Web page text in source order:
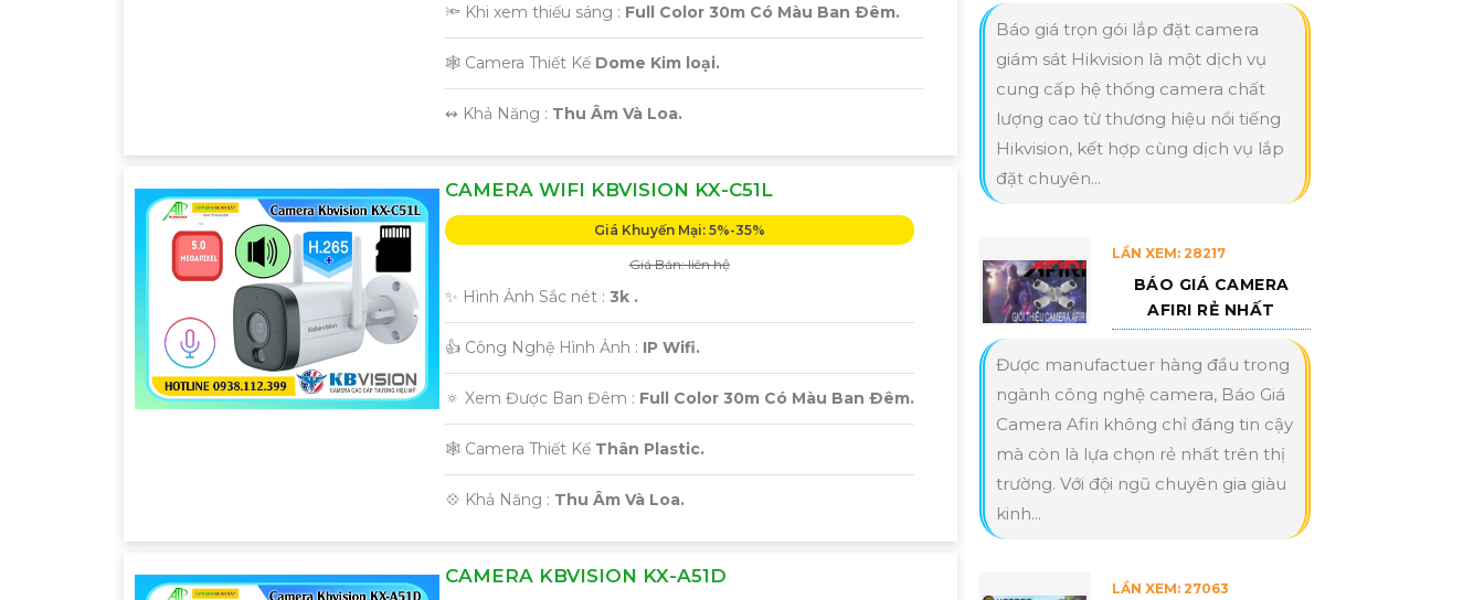
🔦 Khi xem thiếu sáng : Full Color 30m Có Màu Ban Ðêm.
🕸️ Camera Thiết Kế Dome Kim loại.
️↭ Khả Năng : Thu Âm Và Loa.
CAMERA WIFI KBVISION KX-C51L
Giá Khuyến Mại: 5%-35%
Giá Bán: liên hệ
✨ Hình Ảnh Sắc nét : 3k .
👍 Công Nghệ Hình Ảnh : IP Wifi.
🔅 Xem Được Ban Đêm : Full Color 30m Có Màu Ban Ðêm.
🕸️ Camera Thiết Kế Thân Plastic.
️💠 Khả Năng : Thu Âm Và Loa.
CAMERA KBVISION KX-A51D
Báo giá trọn gói lắp đặt camera
giám sát Hikvision là một dịch vụ
cung cấp hệ thống camera chất
lượng cao từ thương hiệu nổi tiếng
Hikvision, kết hợp cùng dịch vụ lắp
đặt chuyên...
LẦN XEM: 28217
BÁO GIÁ CAMERA
AFIRI RẺ NHẤT
Được manufactuer hàng đầu trong
ngành công nghệ camera, Báo Giá
Camera Afiri không chỉ đáng tin cậy
mà còn là lựa chọn rẻ nhất trên thị
trường. Với đội ngũ chuyên gia giàu
kinh...
LẦN XEM: 27063